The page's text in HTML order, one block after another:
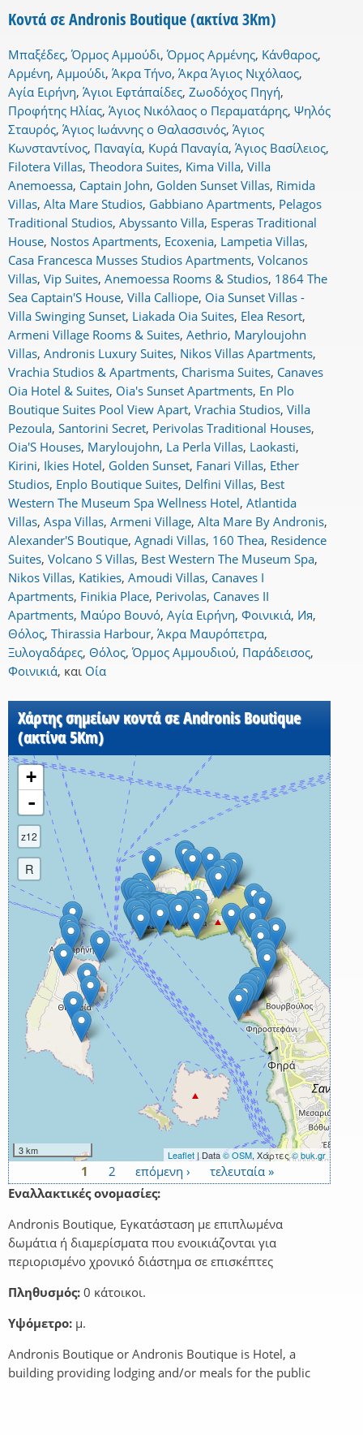
Κοντά σε Andronis Boutique (ακτίνα 3Km)
Μπαξέδες,Όρμος Αμμούδι,Όρμος Αρμένης, Κάνθαρος,
Αρμένη, Αμμούδι, Άκρα Τήνο, Άκρα Άγιος Νιχόλαος,
Αγία Ειρήνη, Άγιοι Εφτάπαίδες, Ζωοδόχος Πηγή,
Προφήτης Ηλίας, Άγιος Νικόλαος ο Περαματάρης, Ψηλός
Σταυρός, Άγιος Ιωάννης ο Θαλασσινός, Άγιος
Κωνσταντίνος, Παναγία, Κυρά Παναγία, Άγιος Βασίλειος,
Filotera Villas, Theodora Suites, Kima Villa, Villa
Anemoessa, Captain John, Golden Sunset Villas, Rimida
Villas, Alta Mare Studios, Gabbiano Apartments, Pelagos
Traditional Studios, Abyssanto Villa, Esperas Traditional
House, Nostos Apartments, Ecoxenia, Lampetia Villas,
Casa Francesca Musses Studios Apartments, Volcanos
Villas, Vip Suites, Anemoessa Rooms & Studios, 1864 The
Sea Captain'S House, Villa Calliope, Oia Sunset Villas -
Villa Swinging Sunset, Liakada Oia Suites, Elea Resort,
Armeni Village Rooms & Suites, Aethrio, Maryloujohn
Villas, Andronis Luxury Suites, Nikos Villas Apartments,
Vrachia Studios & Apartments, Charisma Suites, Canaves
Oia Hotel & Suites, Oia's Sunset Apartments, En Plo
Boutique Suites Pool View Apart, Vrachia Studios, Villa
Pezoula, Santorini Secret, Perivolas Traditional Houses,
Oia'S Houses, Maryloujohn, La Perla Villas, Laokasti,
Kirini, Ikies Hotel, Golden Sunset, Fanari Villas, Ether
Studios, Enplo Boutique Suites, Delfini Villas, Best
Western The Museum Spa Wellness Hotel, Atlantida
Villas, Aspa Villas, Armeni Village, Alta Mare By Andronis,
Alexander'S Boutique, Agnadi Villas, 160 Thea, Residence
Suites, Volcano S Villas, Best Western The Museum Spa,
Nikos Villas, Katikies, Amoudi Villas, Canaves I
Apartments, Finikia Place, Perivolas, Canaves II
Apartments, Μαύρο Βουνό, Αγία Ειρήνη, Φοινικιά, Ия,
Θόλος, Thirassia Harbour, Άκρα Μαυρόπετρα,
Ξυλογαδάρες, Θόλος,Όρμος Αμμουδιού, Παράδεισος,
Φοινικιά, και Οία
Χάρτης σημείων κοντά σε Andronis Boutique
(ακτίνα 5Km)
+
-
z12
R
3 km Leaflet | Data© OSM, Χάρτες© buk.gr
Σελίδες
1 2 επόμενη ›
τελευταία »
Εναλλακτικές ονομασίες:
Andronis Boutique, Εγκατάσταση με επιπλωμένα
δωμάτια ή διαμερίσματα που ενοικιάζονται για
περιορισμένο χρονικό διάστημα σε επισκέπτες
Πληθυσμός: 0 κάτοικοι.
Υψόμετρο: μ.
Andronis Boutique or Andronis Boutique is Hotel, a
building providing lodging and/or meals for the public